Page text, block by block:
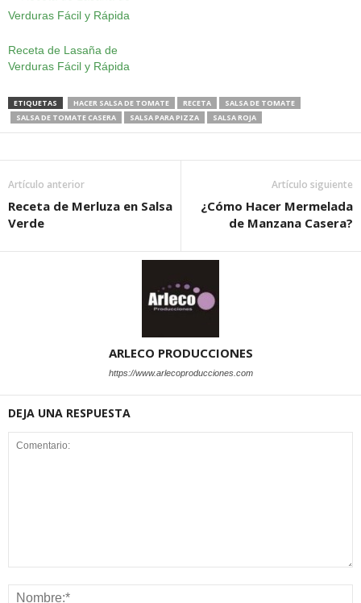
Receta de Lasaña de
Verduras Fácil y Rápida
ETIQUETAS HACER SALSA DE TOMATE RECETA
SALSA DE TOMATE
SALSA DE TOMATE CASERA
SALSA PARA PIZZA SALSA ROJA
Artículo anterior
Receta de Merluza en Salsa
Verde
Artículo siguiente
¿Cómo Hacer Mermelada
de Manzana Casera?
ARLECO PRODUCCIONES
https://www.arlecoproducciones.com
DEJA UNA RESPUESTA